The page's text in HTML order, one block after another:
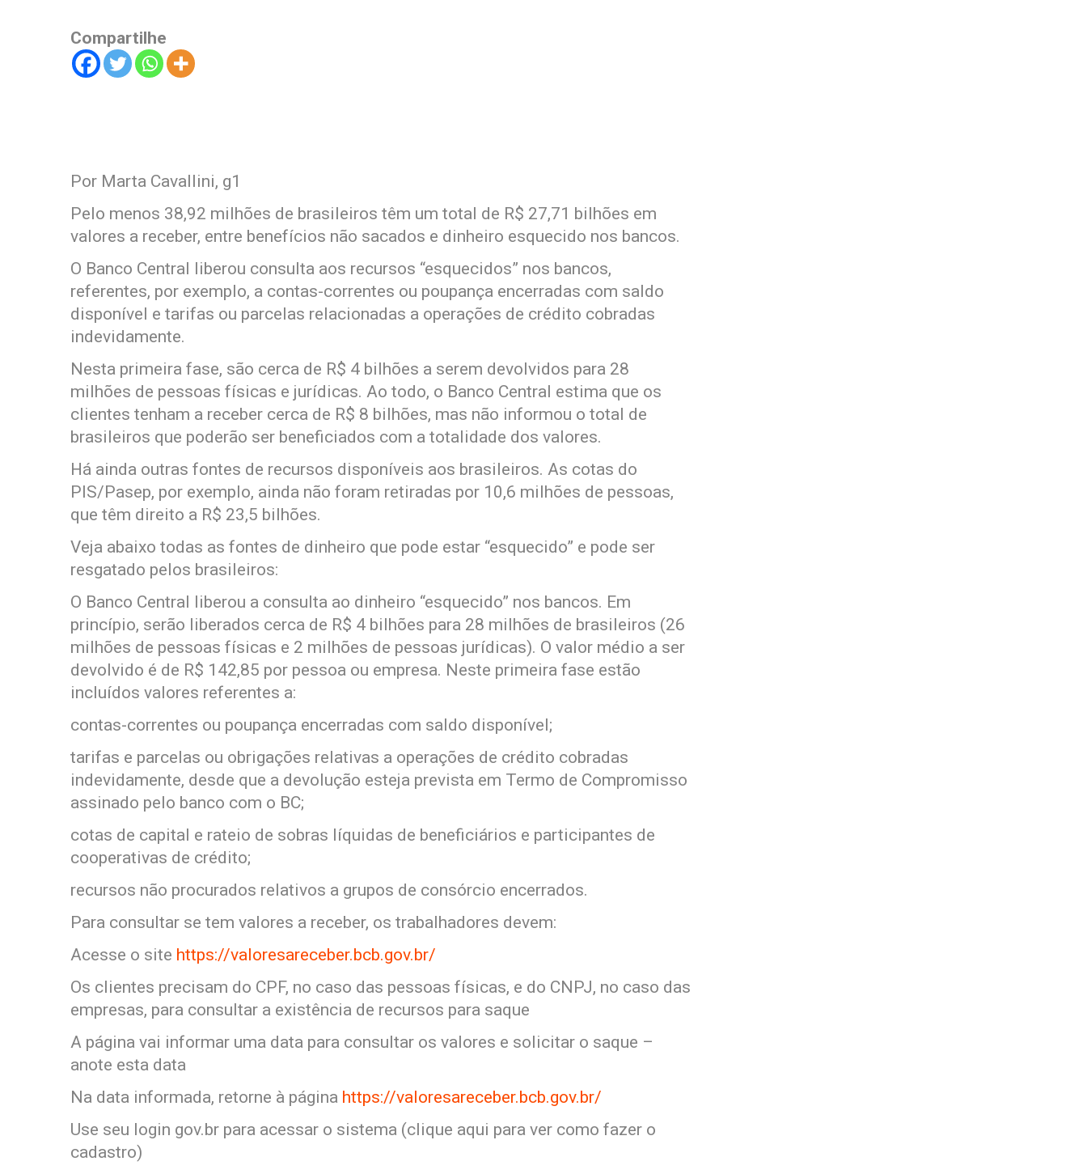
Compartilhe
Por Marta Cavallini, g1
Pelo menos 38,92 milhões de brasileiros têm um total de R$ 27,71 bilhões em
valores a receber, entre benefícios não sacados e dinheiro esquecido nos bancos.
O Banco Central liberou consulta aos recursos “esquecidos” nos bancos,
referentes, por exemplo, a contas-correntes ou poupança encerradas com saldo
disponível e tarifas ou parcelas relacionadas a operações de crédito cobradas
indevidamente.
Nesta primeira fase, são cerca de R$ 4 bilhões a serem devolvidos para 28
milhões de pessoas físicas e jurídicas. Ao todo, o Banco Central estima que os
clientes tenham a receber cerca de R$ 8 bilhões, mas não informou o total de
brasileiros que poderão ser beneficiados com a totalidade dos valores.
Há ainda outras fontes de recursos disponíveis aos brasileiros. As cotas do
PIS/Pasep, por exemplo, ainda não foram retiradas por 10,6 milhões de pessoas,
que têm direito a R$ 23,5 bilhões.
Veja abaixo todas as fontes de dinheiro que pode estar “esquecido” e pode ser
resgatado pelos brasileiros:
O Banco Central liberou a consulta ao dinheiro “esquecido” nos bancos. Em
princípio, serão liberados cerca de R$ 4 bilhões para 28 milhões de brasileiros (26
milhões de pessoas físicas e 2 milhões de pessoas jurídicas). O valor médio a ser
devolvido é de R$ 142,85 por pessoa ou empresa. Neste primeira fase estão
incluídos valores referentes a:
contas-correntes ou poupança encerradas com saldo disponível;
tarifas e parcelas ou obrigações relativas a operações de crédito cobradas
indevidamente, desde que a devolução esteja prevista em Termo de Compromisso
assinado pelo banco com o BC;
cotas de capital e rateio de sobras líquidas de beneficiários e participantes de
cooperativas de crédito;
recursos não procurados relativos a grupos de consórcio encerrados.
Para consultar se tem valores a receber, os trabalhadores devem:
Acesse o site https://valoresareceber.bcb.gov.br/
Os clientes precisam do CPF, no caso das pessoas físicas, e do CNPJ, no caso das
empresas, para consultar a existência de recursos para saque
A página vai informar uma data para consultar os valores e solicitar o saque –
anote esta data
Na data informada, retorne à página https://valoresareceber.bcb.gov.br/
Use seu login gov.br para acessar o sistema (clique aqui para ver como fazer o
cadastro)